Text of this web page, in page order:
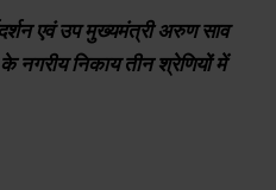
एवं उप मुख्यमंत्री अरुण साव
निकाय तीन श्रेणियों में